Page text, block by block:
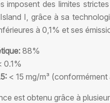
imposent des limites
I, grâce à sa
à 0,1% et ses
88%
0.1%
< 15 mg/m³
est obtenu grâce à